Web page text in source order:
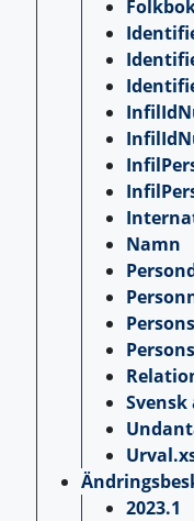
Namn
Svensk
2023.1